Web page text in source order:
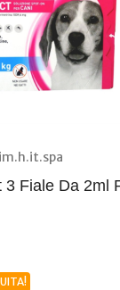
3 Fiale Da 2ml